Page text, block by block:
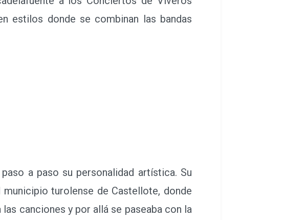
estilos donde se combinan las bandas
a paso su personalidad artística. Su
turolense de Castellote, donde
canciones y por allá se paseaba con la